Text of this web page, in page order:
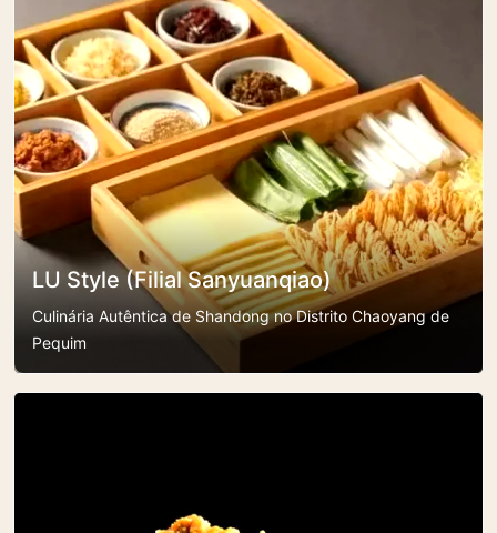
LU Style (Filial Sanyuanqiao)
Culinária Autêntica de Shandong no Distrito Chaoyang de
Pequim